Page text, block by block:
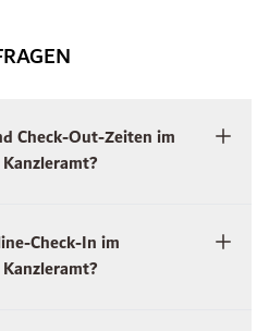
Check-Out-Zeiten im
Check-In im